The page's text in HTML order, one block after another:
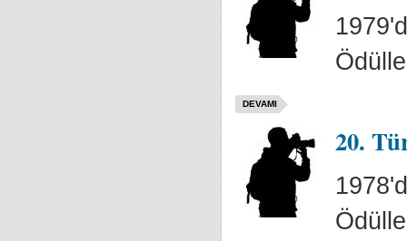
DEVAMI
20.